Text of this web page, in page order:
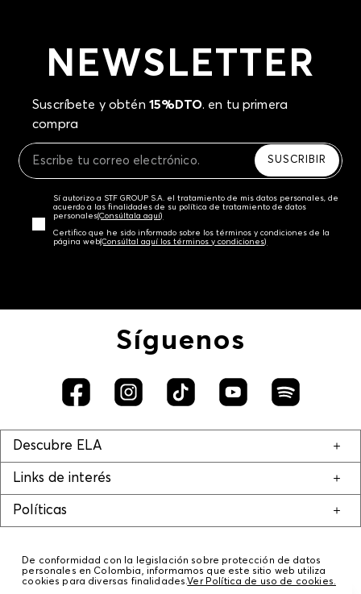
NEWSLETTER
Suscríbete y obtén 15%DTO. en tu primera
compra
SUSCRIBIR
Sí autorizo a STF GROUP S.A. el tratamiento de mis datos personales, de
acuerdo a las finalidades de su política de tratamiento de datos
personales‎(Consúltala aquí)
Certifico que he sido informado sobre los términos y condiciones de la
página web‎(Consúltal aquí los términos y condiciones)
Síguenos
Descubre ELA
Links de interés
Políticas
De conformidad con la legislación sobre protección de datos
personales en Colombia, informamos que este sitio web utiliza
cookies para diversas finalidades.Ver Política de uso de cookies.